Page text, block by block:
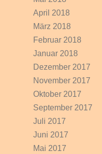
April 2018
März 2018
Februar 2018
Januar 2018
Dezember 2017
November 2017
Oktober 2017
September 2017
Juli 2017
Juni 2017
Mai 2017